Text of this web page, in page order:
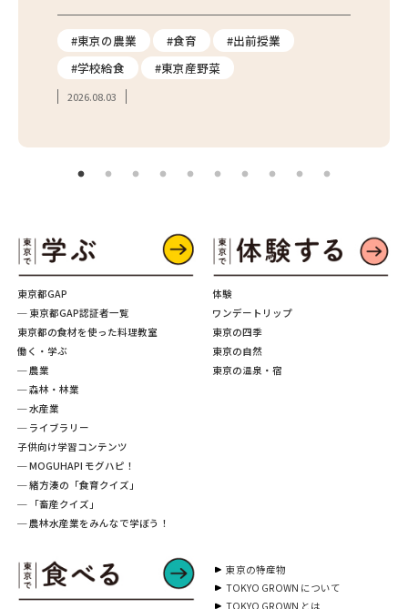
#東京の農業 #食育
#出前授業
#学校給食
#東京産野菜
2026.08.03
東京都GAP
─ 東京都GAP認証者一覧
東京都の食材を使った料理教室
働く・学ぶ
─ 農業
─ 森林・林業
─ 水産業
─ ライブラリー
子供向け学習コンテンツ
─ MOGUHAPI モグハピ！
─ 緒方湊の「食育クイズ」
─ 「畜産クイズ」
─ 農林水産業をみんなで学ぼう！
体験
ワンデートリップ
東京の四季
東京の自然
東京の温泉・宿
東京の特産物
TOKYO GROWN について
TOKYO GROWN とは